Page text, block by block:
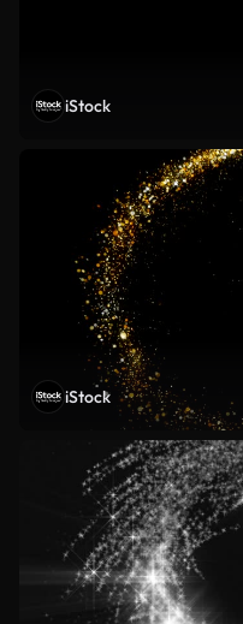
iStock
iStock